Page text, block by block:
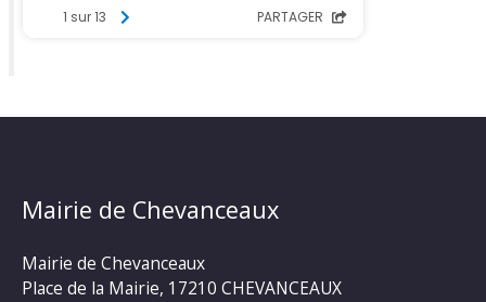
Mairie de Chevanceaux
Mairie de Chevanceaux
Place de la Mairie, 17210 CHEVANCEAUX